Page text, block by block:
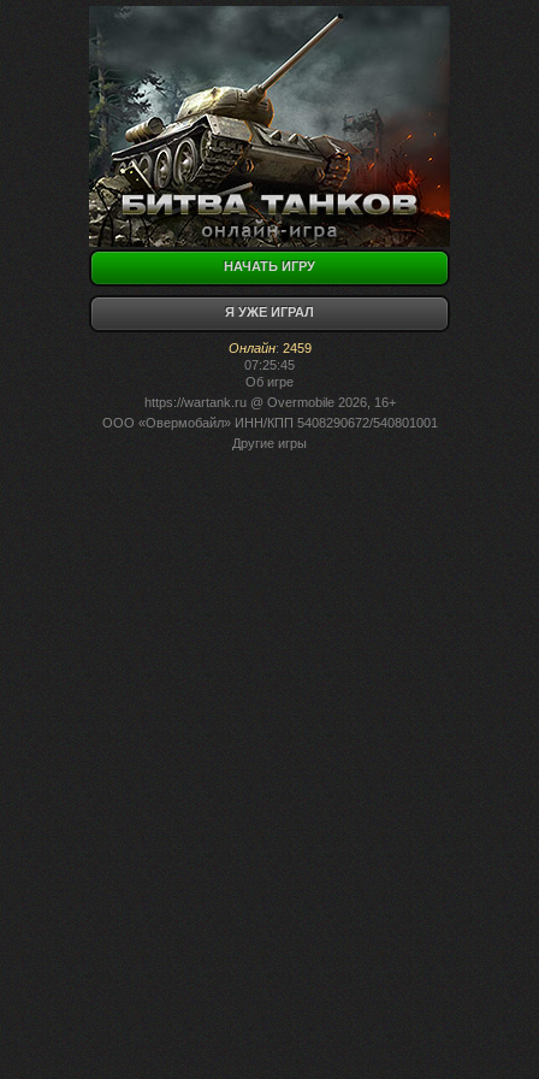
НАЧАТЬ ИГРУ
Я УЖЕ ИГРАЛ
Онлайн: 2459
07:25:45
Об игре
https://wartank.ru@ Overmobile 2026, 16+
ООО «Овермобайл» ИНН/КПП 5408290672/540801001
Другие игры